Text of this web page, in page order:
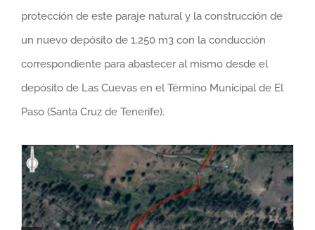
protección de este paraje natural y la construcción de
un nuevo depósito de 1.250 m3 con la conducción
correspondiente para abastecer al mismo desde el
depósito de Las Cuevas en el Término Municipal de El
Paso (Santa Cruz de Tenerife).